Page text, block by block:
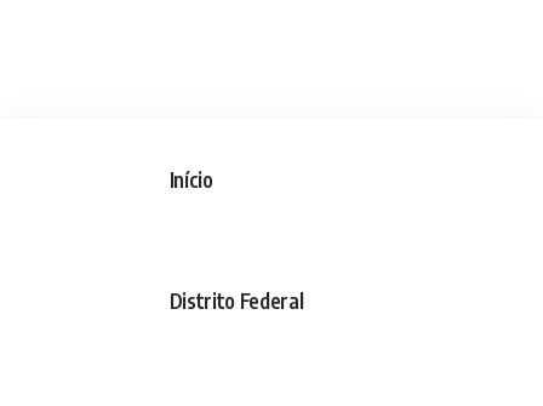
Início
Distrito Federal